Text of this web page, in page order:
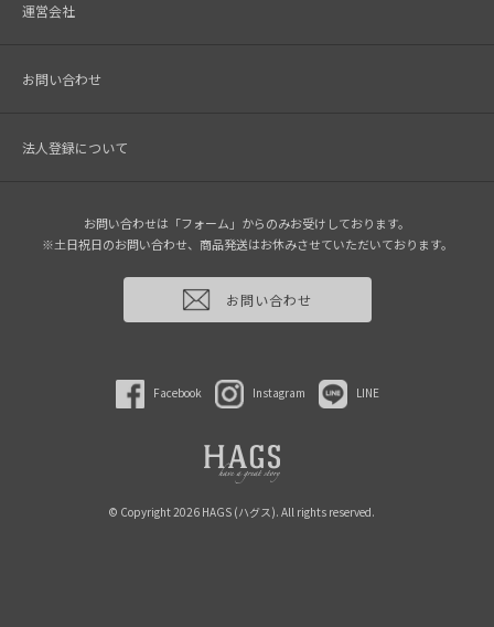
運営会社
お問い合わせ
法人登録について
お問い合わせは「フォーム」からのみお受けしております。
※土日祝日のお問い合わせ、商品発送はお休みさせていただいております。
お問い合わせ
Facebook Instagram LINE
© Copyright 2026 HAGS (ハグス). All rights reserved.